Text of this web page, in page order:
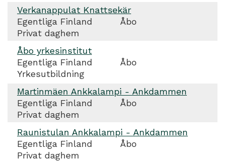
Verkanappulat Knattsekär
Egentliga Finland
Åbo
Privat daghem
Åbo yrkesinstitut
Egentliga Finland
Åbo
Yrkesutbildning
Martinmäen Ankkalampi - Ankdammen
Egentliga Finland
Åbo
Privat daghem
Raunistulan Ankkalampi - Ankdammen
Egentliga Finland
Åbo
Privat daghem